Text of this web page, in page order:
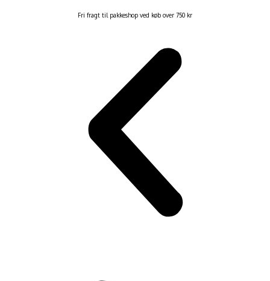
Fri fragt til pakkeshop ved køb over 750 kr